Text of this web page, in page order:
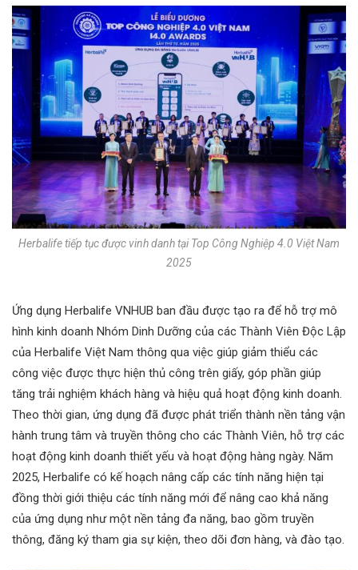
Herbalife tiếp tục được vinh danh tại Top Công Nghiệp 4.0 Việt Nam
2025
Ứng dụng Herbalife VNHUB ban đầu được tạo ra để hỗ trợ mô
hình kinh doanh Nhóm Dinh Dưỡng của các Thành Viên Độc Lập
của Herbalife Việt Nam thông qua việc giúp giảm thiểu các
công việc được thực hiện thủ công trên giấy, góp phần giúp
tăng trải nghiệm khách hàng và hiệu quả hoạt động kinh doanh.
Theo thời gian, ứng dụng đã được phát triển thành nền tảng vận
hành trung tâm và truyền thông cho các Thành Viên, hỗ trợ các
hoạt động kinh doanh thiết yếu và hoạt động hàng ngày. Năm
2025, Herbalife có kế hoạch nâng cấp các tính năng hiện tại
đồng thời giới thiệu các tính năng mới để nâng cao khả năng
của ứng dụng như một nền tảng đa năng, bao gồm truyền
thông, đăng ký tham gia sự kiện, theo dõi đơn hàng, và đào tạo.